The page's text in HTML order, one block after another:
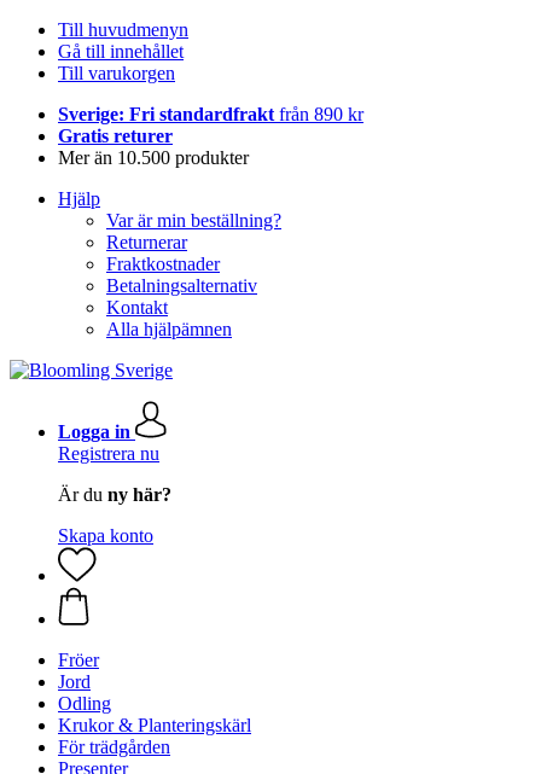
Till huvudmenyn
Gå till innehållet
Till varukorgen
Sverige: Fri standardfrakt från 890 kr
Gratis returer
Mer än 10.500 produkter
Hjälp
Var är min beställning?
Returnerar
Fraktkostnader
Betalningsalternativ
Kontakt
Alla hjälpämnen
Logga in
Registrera nu
Är du ny här?
Skapa konto
Fröer
Jord
Odling
Krukor & Planteringskärl
För trädgården
Presenter